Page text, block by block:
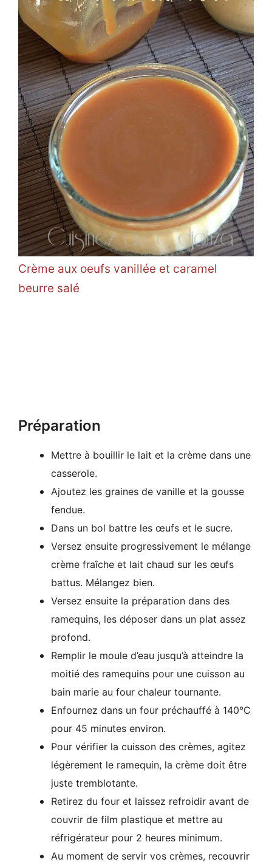
Crème aux oeufs vanillée et caramel
beurre salé
Préparation
Mettre à bouillir le lait et la crème dans une
casserole.
Ajoutez les graines de vanille et la gousse
fendue.
Dans un bol battre les œufs et le sucre.
Versez ensuite progressivement le mélange
crème fraîche et lait chaud sur les œufs
battus. Mélangez bien.
Versez ensuite la préparation dans des
ramequins, les déposer dans un plat assez
profond.
Remplir le moule d’eau jusqu’à atteindre la
moitié des ramequins pour une cuisson au
bain marie au four chaleur tournante.
Enfournez dans un four préchauffé à 140°C
pour 45 minutes environ.
Pour vérifier la cuisson des crèmes, agitez
légèrement le ramequin, la crème doit être
juste tremblotante.
Retirez du four et laissez refroidir avant de
couvrir de film plastique et mettre au
réfrigérateur pour 2 heures minimum.
Au moment de servir vos crèmes, recouvrir